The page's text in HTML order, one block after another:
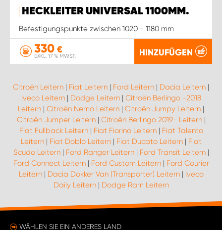
HECKLEITER UNIVERSAL 1100MM.
Befestigungspunkte zwischen 1020 - 1180 mm
330 €
EXKL. 17 % MWST. HINZUFÜGEN
Citroën Leitern | Fiat Leitern | Ford Leitern | Dacia Leitern |
Iveco Leitern| Dodge Leitern| Citroën Berlingo -2018
Leitern | Citroën Nemo Leitern | Citroën Jumpy Leitern |
Citroën Jumper Leitern| Citroën Berlingo 2019- Leitern|
Fiat Fullback Leitern| Fiat Fiorino Leitern| Fiat Talento
Leitern| Fiat Doblo Leitern| Fiat Ducato Leitern| Fiat
Scudo Leitern| Ford Ranger Leitern| Ford Transit Leitern|
Ford Connect Leitern| Ford Custom Leitern| Ford Courier
Leitern| Dacia Dokker Van (Transporter) Leitern| Iveco
Daily Leitern| Dodge Ram Leitern
WÄHLEN SIE EIN ANDERES LAND